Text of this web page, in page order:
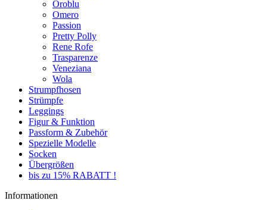
Oroblu
Omero
Passion
Pretty Polly
Rene Rofe
Trasparenze
Veneziana
Wola
Strumpfhosen
Strümpfe
Leggings
Figur & Funktion
Passform & Zubehör
Spezielle Modelle
Socken
Übergrößen
bis zu 15% RABATT !
Informationen